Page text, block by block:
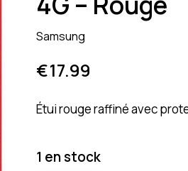
Samsung
€17.99
Étui rouge raffiné avec
1 en stock